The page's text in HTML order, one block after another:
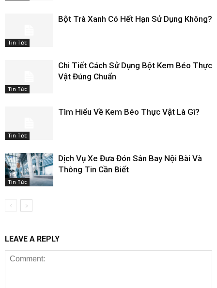
Tin Tức
Bột Trà Xanh Có Hết Hạn Sử Dụng Không?
Tin Tức
Chi Tiết Cách Sử Dụng Bột Kem Béo Thực
Vật Đúng Chuẩn
Tin Tức
Tìm Hiểu Về Kem Béo Thực Vật Là Gì?
Tin Tức
Dịch Vụ Xe Đưa Đón Sân Bay Nội Bài Và
Thông Tin Cần Biết
LEAVE A REPLY